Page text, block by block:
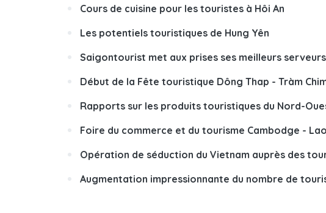
Cours de cuisine pour les touristes à Hôi An
Les potentiels touristiques de Hung Yên
Saigontourist met aux prises ses meilleurs serveurs
Début de la Fête touristique Dông Thap - Tràm
Rapports sur les produits touristiques du Nord-
Foire du commerce et du tourisme Cambodge -
Opération de séduction du Vietnam auprès des
Augmentation impressionnante du nombre de